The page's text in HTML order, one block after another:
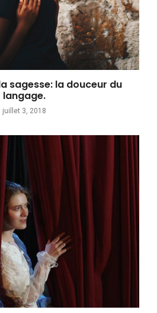
sagesse: la douceur du
langage.
juillet 3, 2018